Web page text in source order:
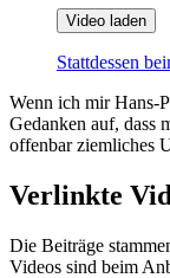
Video laden
Stattdessen
Wenn ich mir Hans-
Gedanken auf, dass
offenbar ziemliches
Verlinkte
Die Beiträge
Videos sind beim